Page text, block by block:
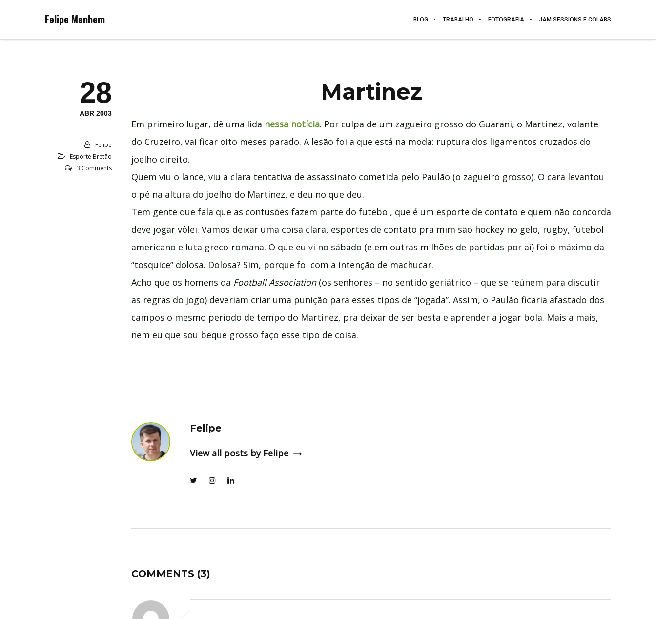
Felipe Menhem BLOG TRABALHO FOTOGRAFIA JAM SESSIONS E COLABS
28
ABR 2003
Felipe
Esporte Bretão
3 Comments
Martinez
Em primeiro lugar, dê uma lida nessa notícia. Por culpa de um zagueiro grosso do Guarani, o Martinez, volante
do Cruzeiro, vai ficar oito meses parado. A lesão foi a que está na moda: ruptura dos ligamentos cruzados do
joelho direito.
Quem viu o lance, viu a clara tentativa de assassinato cometida pelo Paulão (o zagueiro grosso). O cara levantou
o pé na altura do joelho do Martinez, e deu no que deu.
Tem gente que fala que as contusões fazem parte do futebol, que é um esporte de contato e quem não concorda
deve jogar vôlei. Vamos deixar uma coisa clara, esportes de contato pra mim são hockey no gelo, rugby, futebol
americano e luta greco-romana. O que eu vi no sábado (e em outras milhões de partidas por aí) foi o máximo da
“tosquice” dolosa. Dolosa? Sim, porque foi com a intenção de machucar.
Acho que os homens da Football Association(os senhores – no sentido geriátrico – que se reúnem para discutir
as regras do jogo) deveriam criar uma punição para esses tipos de “jogada”. Assim, o Paulão ficaria afastado dos
campos o mesmo período de tempo do Martinez, pra deixar de ser besta e aprender a jogar bola. Mais a mais,
nem eu que sou beque grosso faço esse tipo de coisa.
Felipe
View all posts by Felipe
COMMENTS (3)